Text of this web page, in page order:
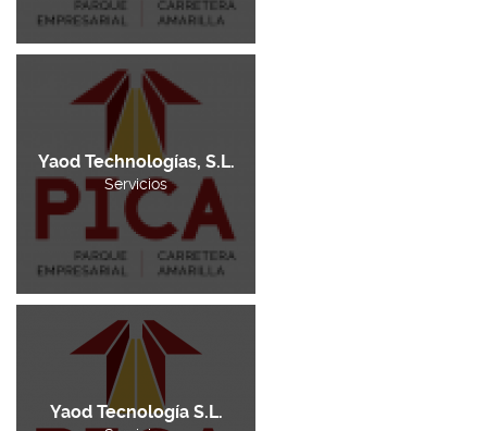
Yaod Technologías, S.L.
Servicios
Yaod Tecnología S.L.